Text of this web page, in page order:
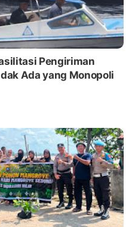
Pengiriman
Ada yang Monopoli